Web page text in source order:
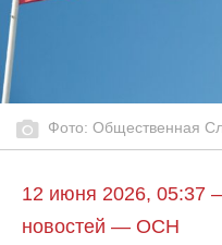
Фото: Общественная
12 июня 2026, 05:37
новостей — ОСН